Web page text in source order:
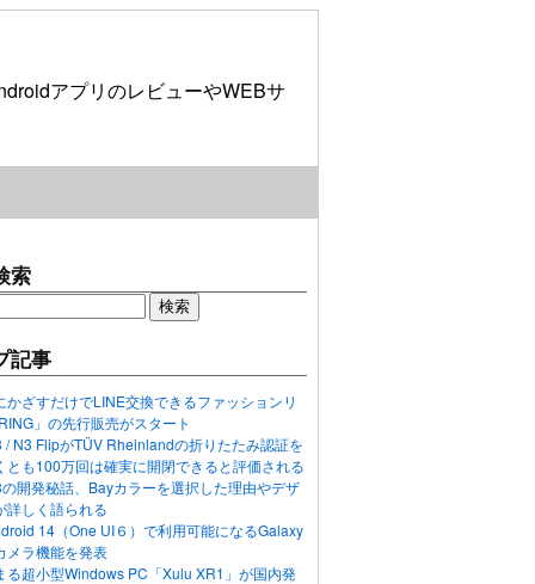
アプリのレビューやWEBサ
索
記事
かざすだけでLINE交換できるファッションリ
」の先行販売がスタート
/ N3 FlipがTÜV Rheinlandの折りたたみ認証を
とも100万回は確実に開閉できると評価される
開発秘話、Bayカラーを選択した理由やデザ
詳しく語られる
14（One UI６）で利用可能になるGalaxy
メラ機能を発表
る超小型Windows PC「Xulu XR1」が国内発